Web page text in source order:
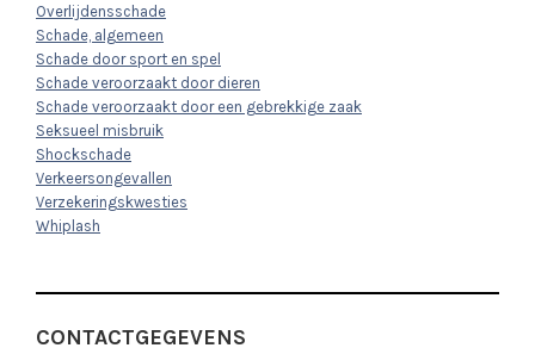
Overlijdensschade
Schade, algemeen
Schade door sport en spel
Schade veroorzaakt door dieren
Schade veroorzaakt door een gebrekkige zaak
Seksueel misbruik
Shockschade
Verkeersongevallen
Verzekeringskwesties
Whiplash
CONTACTGEGEVENS